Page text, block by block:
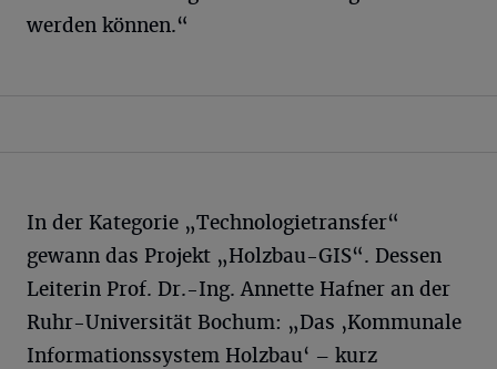
werden können.“
In der Kategorie „Technologietransfer“
gewann das Projekt „Holzbau-GIS“. Dessen
Leiterin Prof. Dr.-Ing. Annette Hafner an der
Ruhr-Universität Bochum: „Das ‚Kommunale
Informationssystem Holzbau‘ – kurz